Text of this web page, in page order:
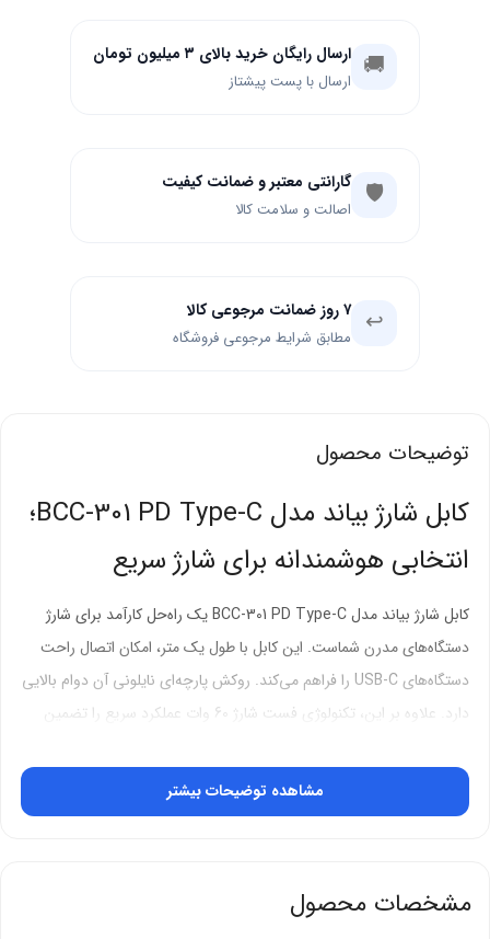
🚚 ارسال رایگان خرید بالای ۳ میلیون تومان
ارسال با پست پیشتاز
🛡️ گارانتی معتبر و ضمانت کیفیت
اصالت و سلامت کالا
↩️ ۷ روز ضمانت مرجوعی کالا
مطابق شرایط مرجوعی فروشگاه
توضیحات محصول
کابل شارژ بیاند مدل BCC-301 PD Type-C؛
انتخابی هوشمندانه برای شارژ سریع
کابل شارژ بیاند مدل BCC-301 PD Type-C یک راه‌حل کارآمد برای شارژ
دستگاه‌های مدرن شماست. این کابل با طول یک متر، امکان اتصال راحت
دستگاه‌های USB-C را فراهم می‌کند. روکش پارچه‌ای نایلونی آن دوام بالایی
دارد. علاوه بر این، تکنولوژی فست شارژ 60 وات عملکرد سریع را تضمین
روکش پارچه‌ای نایلونی با دوام استثنایی
مقاومت بالایی در برابر سایش دارد. کابل‌های لاستیکی معمولی سریع
فرسوده می‌شوند. اما این کابل سال‌ها خدمت می‌کند. در نتیجه، شما از
مشاهده توضیحات بیشتر
مشخصات محصول